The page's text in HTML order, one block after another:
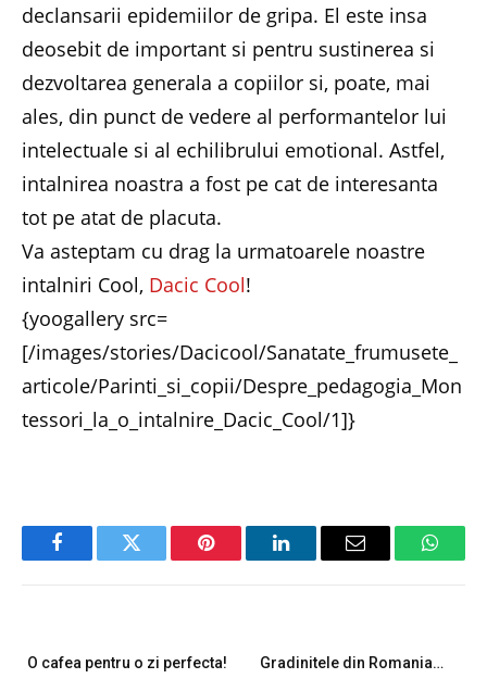
declansarii epidemiilor de gripa. El este insa
deosebit de important si pentru sustinerea si
dezvoltarea generala a copiilor si, poate, mai
ales, din punct de vedere al performantelor lui
intelectuale si al echilibrului emotional. Astfel,
intalnirea noastra a fost pe cat de interesanta
tot pe atat de placuta.
Va asteptam cu drag la urmatoarele noastre
intalniri Cool, Dacic Cool!
{yoogallery src=
[/images/stories/Dacicool/Sanatate_frumusete_
articole/Parinti_si_copii/Despre_pedagogia_Mon
tessori_la_o_intalnire_Dacic_Cool/1]}
FacebookTwitter Pinterest LinkedInEmail
O cafea pentru o zi perfecta! Gradinitele din Romania…